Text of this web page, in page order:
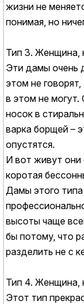
жизни не
понимая, но
Тип 3. Женщина,
Эти дамы очень
этом не
в этом не могут.
носок в
варка борщей –
опустятся.
И вот живут они
коротая
Дамы этого
высоты чаще
бы потому, что
разделить не с
Тип 4. Женщина,
Этот тип